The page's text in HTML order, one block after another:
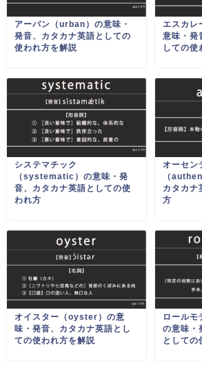
アーバン（urban）の意味・
発音、カタカナ英語としての
使われ方を解説
エスカ
意味・発
しての使
システマチック
（systematic）の意味・発
音、カタカナ英語としての使
われ方
オーセン
（
カタカナ
方
オイスター（oyster）の意
味・発音、カタカナ英語とし
ての使われ方を解説
ロール
の意味・
としての